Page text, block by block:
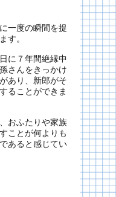
一度の瞬間を捉
す。
に７年間絶縁中
さんをきっかけ
あり、新郎がそ
ることができま
おふたりや家族
ことが何よりも
あると感じてい